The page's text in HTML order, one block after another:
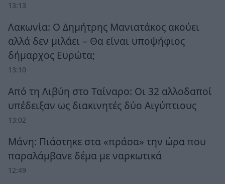
13:13
Λακωνία: Ο Δημήτρης Μανιατάκος ακούει
αλλά δεν μιλάει – Θα είναι υποψήφιος
δήμαρχος Ευρώτα;
13:10
Από τη Λιβύη στο Ταίναρο: Οι 32 αλλοδαποί
υπέδειξαν ως διακινητές δύο Αιγύπτιους
13:02
Μάνη: Πιάστηκε στα «πράσα» την ώρα που
παραλάμβανε δέμα με ναρκωτικά
12:49